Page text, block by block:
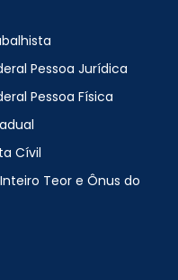
Pessoa Jurídica
Pessoa Física
Cívil
Teor e Ônus do